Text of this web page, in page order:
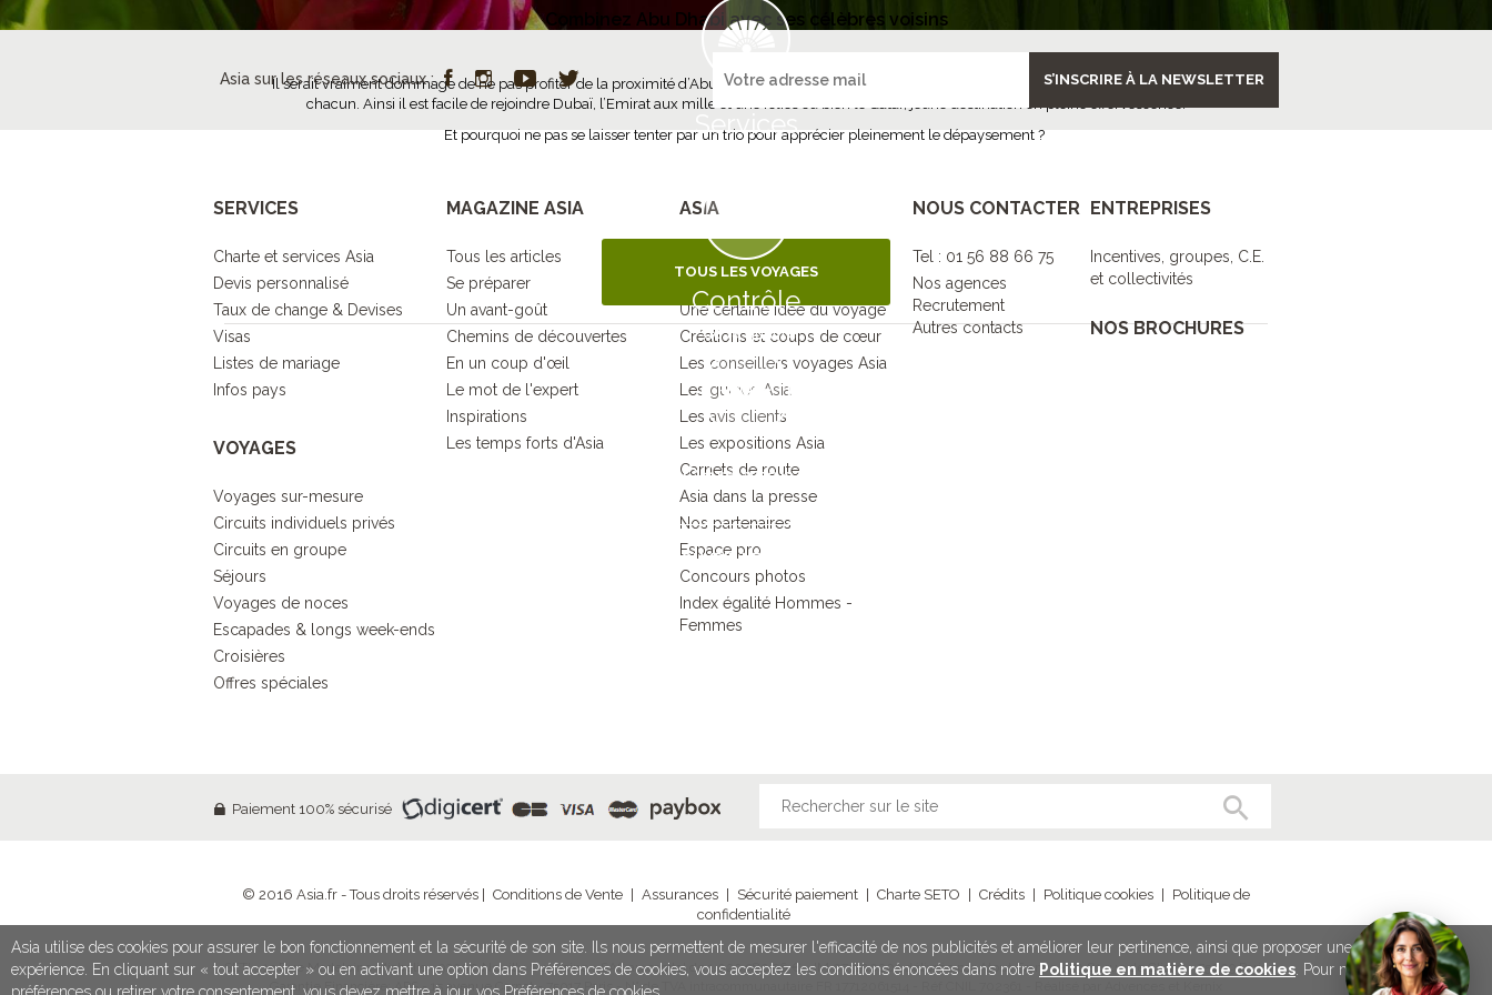
Combinez Abu Dhabi avec ses célèbres voisins
Il serait vraiment dommage de ne pas profiter de la proximité d’Abu Dhabi avec les Emirats voisins pour découvrir et comparer les merveilles de
chacun. Ainsi il est facile de rejoindre Dubaï, l’Emirat aux mille et une folies ou bien le Qatar, jeune destination en pleine effervescence.
Et pourquoi ne pas se laisser tenter par un trio pour apprécier pleinement le dépaysement ?
TOUS LES VOYAGES
Services
Contrôle
de la qualité
Démarche
responsable
DECOUVRIR L’ESPRIT ASIA
Asia sur les réseaux sociaux : S’INSCRIRE À LA NEWSLETTER
SERVICES
Charte et services Asia
Devis personnalisé
Taux de change & Devises
Visas
Listes de mariage
Infos pays
VOYAGES
Voyages sur-mesure
Circuits individuels privés
Circuits en groupe
Séjours
Voyages de noces
Escapades & longs week-ends
Croisières
Offres spéciales
MAGAZINE ASIA
Tous les articles
Se préparer
Un avant-goût
Chemins de découvertes
En un coup d'œil
Le mot de l'expert
Inspirations
Les temps forts d'Asia
ASIA
Qui sommes-nous ?
Une certaine idée du voyage
Créations et coups de cœur
Les conseillers voyages Asia
Les guides Asia
Les avis clients
Les expositions Asia
Carnets de route
Asia dans la presse
Nos partenaires
Espace pro
Concours photos
Index égalité Hommes -
Femmes
NOUS CONTACTER
Tel : 01 56 88 66 75
Nos agences
Recrutement
Autres contacts
ENTREPRISES
Incentives, groupes, C.E.
et collectivités
NOS BROCHURES
Paiement 100% sécurisé
© 2016 Asia.fr - Tous droits réservés | Conditions de Vente Assurances Sécurité paiement Charte SETO Crédits Politique cookies
Politique de
confidentialité
SETI - 13 Rue Madeleine Michelis - 92200 Neuilly Sur Seine - SAS au capital de 1 020 980,96 € - IM 075100203 délivrée par Atout France - 79-81 rue de Clichy - 75009 Paris
Garantie Financière: APS - 15 avenue Carnot - 75017 Paris - N° de TVA intracommunautaire FR 17712061514 - Réf CNIL 702361 - Réalisé par Advences et Kernix
Asia utilise des cookies pour assurer le bon fonctionnement et la sécurité de son site. Ils nous permettent de mesurer l'efficacité de nos publicités et améliorer leur pertinence, ainsi que proposer une meilleure
expérience. En cliquant sur « tout accepter » ou en activant une option dans Préférences de cookies, vous acceptez les conditions énoncées dans notre Politique en matière de cookies . Pour modifier vos